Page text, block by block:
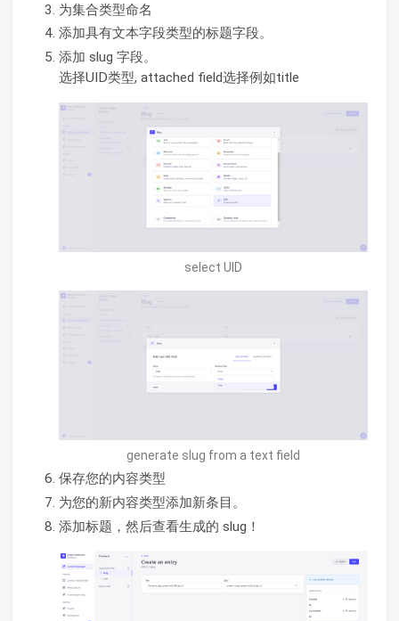
为集合类型命名
添加具有文本字段类型的标题字段。
添加 slug 字段。
选择UID类型, attached field选择例如title
select UID
generate slug from a text field
保存您的内容类型
为您的新内容类型添加新条目。
添加标题，然后查看生成的 slug！